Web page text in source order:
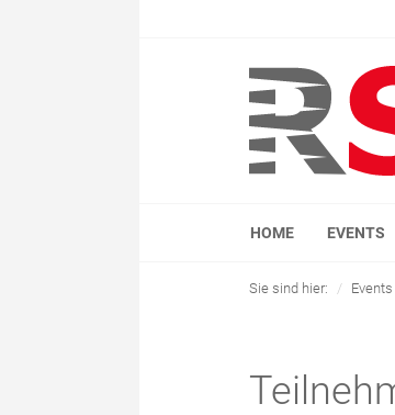
HOME EVENTS
Sie sind hier: Events